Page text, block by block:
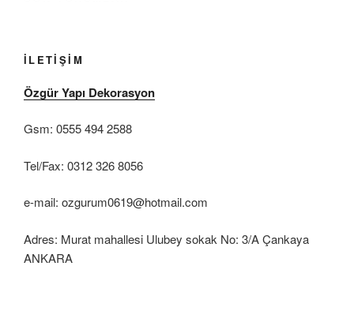
İLETIŞIM
Özgür Yapı Dekorasyon
Gsm: 0555 494 2588
Tel/Fax: 0312 326 8056
e-mail: ozgurum0619@hotmail.com
Adres: Murat mahallesi Ulubey sokak No: 3/A Çankaya
ANKARA